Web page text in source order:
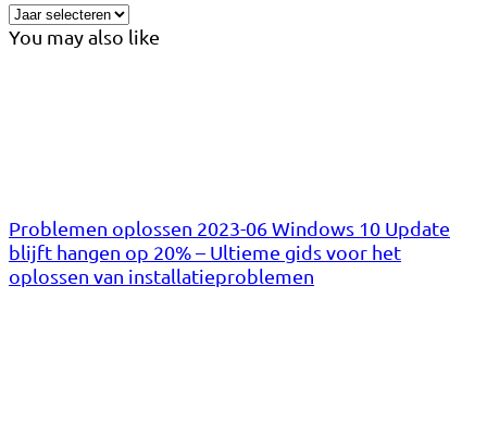
You may also like
Problemen oplossen 2023-06 Windows 10 Update
blijft hangen op 20% – Ultieme gids voor het
oplossen van installatieproblemen